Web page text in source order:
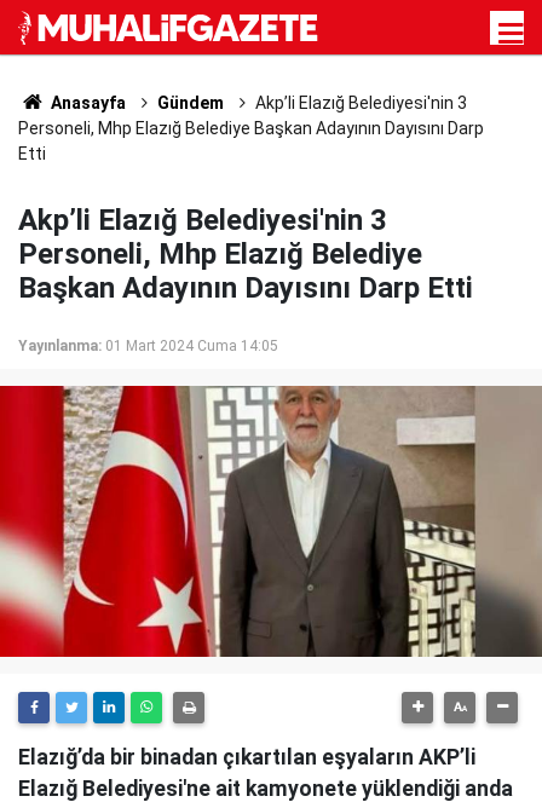
Anasayfa Gündem
Akp’li Elazığ Belediyesi'nin 3
Personeli, Mhp Elazığ Belediye Başkan Adayının Dayısını Darp
Etti
Akp’li Elazığ Belediyesi'nin 3
Personeli, Mhp Elazığ Belediye
Başkan Adayının Dayısını Darp Etti
Yayınlanma: 01 Mart 2024 Cuma 14:05
Elazığ’da bir binadan çıkartılan eşyaların AKP’li
Elazığ Belediyesi'ne ait kamyonete yüklendiği anda